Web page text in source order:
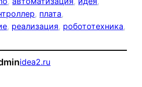
, плата
, реализация, робототехника
idea2.ru